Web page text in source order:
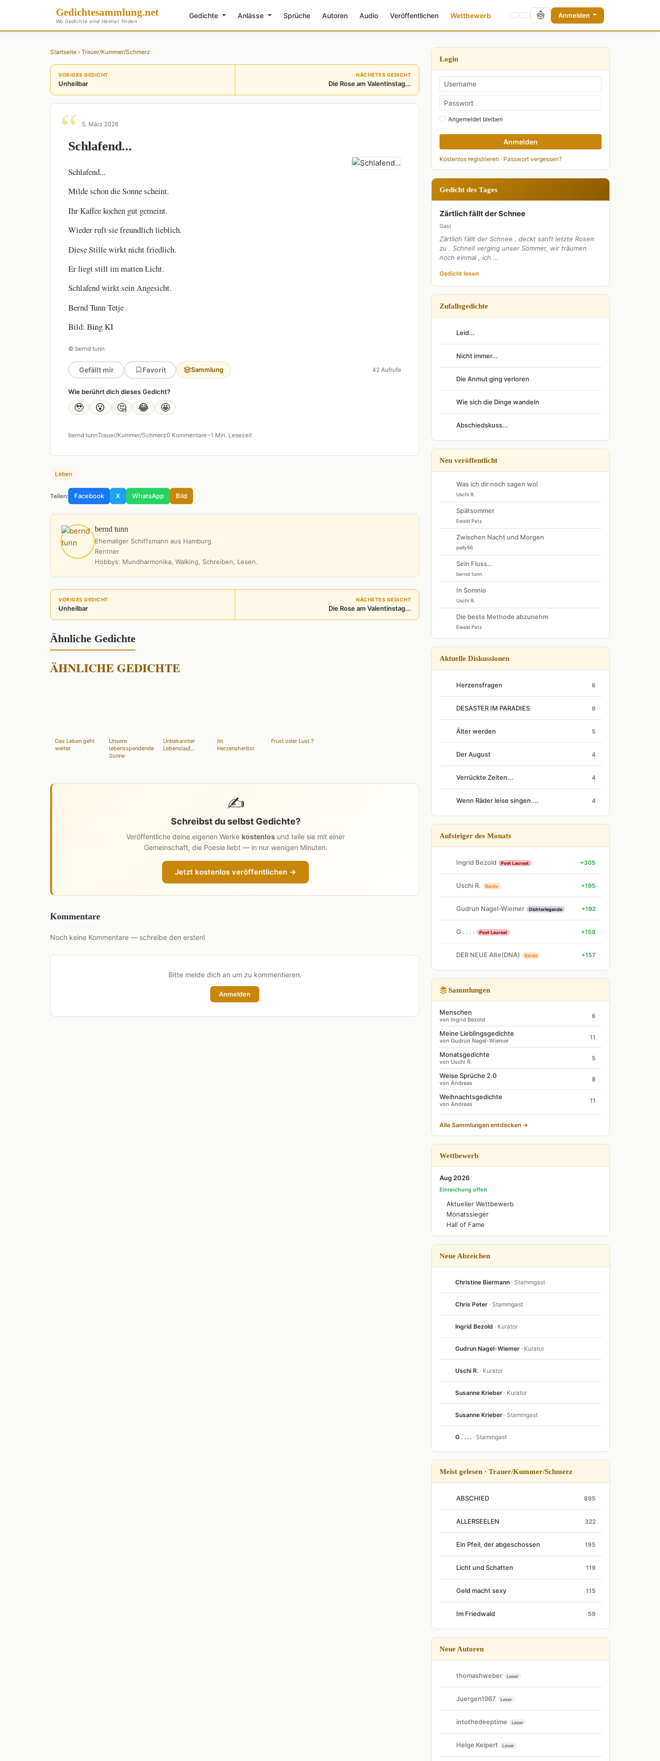
Gedichtesammlung.net
Wo Gedichte eine Heimat finden
Gedichte Anlässe Sprüche Autoren Audio Veröffentlichen Wettbewerb Anmelden
Startseite › Trauer/Kummer/Schmerz
VORIGES GEDICHT
Unheilbar
NÄCHSTES GEDICHT
Die Rose am Valentinstag...
5. März 2026
Schlafend...
Schlafend...
Milde schon die Sonne scheint.
Ihr Kaffee kochen gut gemeint.
Wieder ruft sie freundlich lieblich.
Diese Stille wirkt nicht friedlich.
Er liegt still im matten Licht.
Schlafend wirkt sein Angesicht.
Bernd Tunn Tetje
Bild: Bing KI
© bernd tunn
Gefällt mir Favorit Sammlung 42 Aufrufe
Wie berührt dich dieses Gedicht?
🥹 😮 🤔 😂 🤩
bernd tunnTrauer/Kummer/Schmerz0 Kommentare~1 Min. Lesezeit
Leben
Teilen: Facebook X WhatsApp Bild
bernd tunn
Ehemaliger Schiffsmann aus Hamburg.
Rentner
Hobbys: Mundharmonika, Walking, Schreiben, Lesen.
VORIGES GEDICHT
Unheilbar
NÄCHSTES GEDICHT
Die Rose am Valentinstag...
Ähnliche Gedichte
ÄHNLICHE GEDICHTE
Das Leben geht
weiter
Unsere
lebensspendende
Sonne
Unbekannter
Lebenslauf...
Im
Herzensherbst
Frust oder Lust ?
✍️
Schreibst du selbst Gedichte?
Veröffentliche deine eigenen Werke kostenlos und teile sie mit einer
Gemeinschaft, die Poesie liebt — in nur wenigen Minuten.
Jetzt kostenlos veröffentlichen →
Kommentare
Noch keine Kommentare — schreibe den ersten!
Bitte melde dich an um zu kommentieren.
Anmelden
Login
Angemeldet bleiben
Anmelden
Kostenlos registrieren · Passwort vergessen?
Gedicht des Tages
Zärtlich fällt der Schnee
Gast
Zärtlich fällt der Schnee , deckt sanft letzte Rosen
zu . Schnell verging unser Sommer, wir träumen
noch einmal , ich …
Gedicht lesen
Zufallsgedichte
Leid...
Nicht immer...
Die Anmut ging verloren
Wie sich die Dinge wandeln
Abschiedskuss...
Neu veröffentlicht
Was ich dir noch sagen wol
Uschi R.
Spätsommer
Ewald Patz
Zwischen Nacht und Morgen
pally66
Sein Fluss...
bernd tunn
In Somnio
Uschi R.
Die beste Methode abzunehm
Ewald Patz
Aktuelle Diskussionen
Herzensfragen 6
DESASTER IM PARADIES 6
Älter werden 5
Der August 4
Verrückte Zeiten... 4
Wenn Räder leise singen.... 4
Aufsteiger des Monats
Ingrid Bezold Poet Laureat +305
Uschi R. Barde +195
Gudrun Nagel-Wiemer Dichterlegende +192
G . . . . Poet Laureat +158
DER NEUE Alte(DNA) Barde +157
Sammlungen
Menschen
von Ingrid Bezold
6
Meine Lieblingsgedichte
von Gudrun Nagel-Wiemer
11
Monatsgedichte
von Uschi R.
5
Weise Sprüche 2.0
von Andreas
8
Weihnachtsgedichte
von Andreas
11
Alle Sammlungen entdecken →
Wettbewerb
Aug 2026
Einreichung offen
Aktueller Wettbewerb
Monatssieger
Hall of Fame
Neue Abzeichen
Christine Biermann · Stammgast
Chris Peter · Stammgast
Ingrid Bezold · Kurator
Gudrun Nagel-Wiemer · Kurator
Uschi R. · Kurator
Susanne Krieber · Kurator
Susanne Krieber · Stammgast
G . . . . · Stammgast
Meist gelesen · Trauer/Kummer/Schmerz
ABSCHIED 895
ALLERSEELEN 322
Ein Pfeil, der abgeschossen 195
Licht und Schatten 119
Geld macht sexy 115
Im Friedwald 59
Neue Autoren
thomashweber Leser
Juergen1967 Leser
intothedeeptime Leser
Helge Keipert Leser